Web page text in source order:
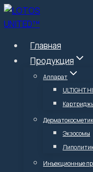
Перейти
к
Главная
Продукция
Аппарат
ULTIGHT
Экзосомы
Инъекционные